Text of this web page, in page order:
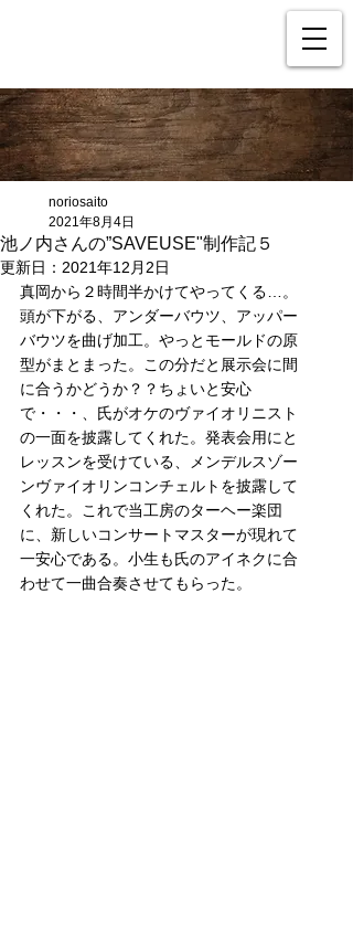
池ノ内さんの”SAVEUSE"制作記５
noriosaito
2021年8月4日
更新日： 2021年12月2日
真岡から２時間半かけてやってくる…。
頭が下がる、アンダーバウツ、アッパー
バウツを曲げ加工。やっとモールドの原
型がまとまった。この分だと展示会に間
に合うかどうか？？ちょいと安心
で・・・、氏がオケのヴァイオリニスト
の一面を披露してくれた。発表会用にと
レッスンを受けている、メンデルスゾー
ンヴァイオリンコンチェルトを披露して
くれた。これで当工房のターヘー楽団
に、新しいコンサートマスターが現れて
一安心である。小生も氏のアイネクに合
わせて一曲合奏させてもらった。